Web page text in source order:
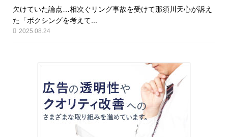
欠けていた論点…相次ぐリング事故を受けて那須川天心が訴え
た「ボクシングを考えて...
2025.08.24